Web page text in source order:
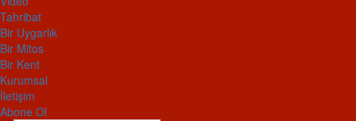
Tahribat
Bir Uygarlık
Bir Mitos
Bir Kent
Kurumsal
İletişim
Abone Ol